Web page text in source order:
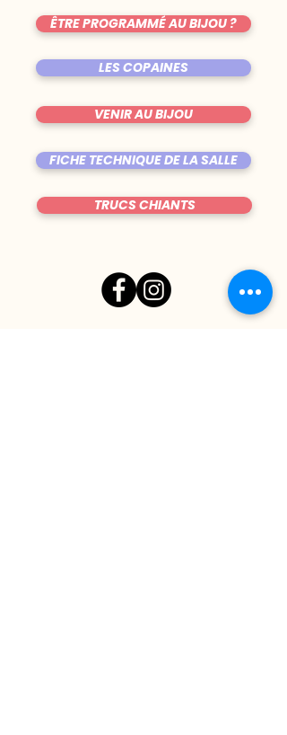
ÊTRE PROGRAMMÉ AU BIJOU ?
LES COPAINES
VENIR AU BIJOU
FICHE TECHNIQUE DE LA SALLE
TRUCS CHIANTS